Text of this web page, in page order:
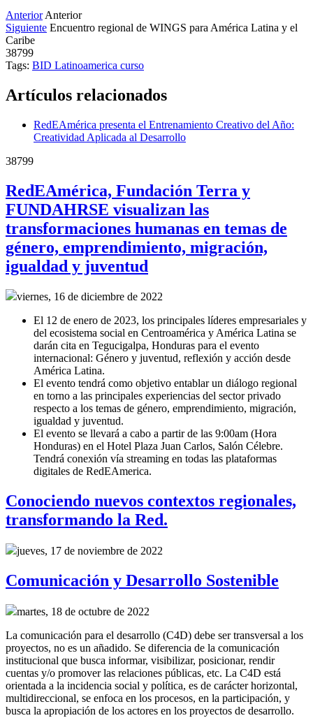
Anterior Anterior
Siguiente Encuentro regional de WINGS para América Latina y el
Caribe
38799
Tags: BID Latinoamerica curso
Artículos relacionados
RedEAmérica presenta el Entrenamiento Creativo del Año:
Creatividad Aplicada al Desarrollo
38799
RedEAmérica, Fundación Terra y
FUNDAHRSE visualizan las
transformaciones humanas en temas de
género, emprendimiento, migración,
igualdad y juventud
viernes, 16 de diciembre de 2022
El 12 de enero de 2023, los principales líderes empresariales y
del ecosistema social en Centroamérica y América Latina se
darán cita en Tegucigalpa, Honduras para el evento
internacional: Género y juventud, reflexión y acción desde
América Latina.
El evento tendrá como objetivo entablar un diálogo regional
en torno a las principales experiencias del sector privado
respecto a los temas de género, emprendimiento, migración,
igualdad y juventud.
El evento se llevará a cabo a partir de las 9:00am (Hora
Honduras) en el Hotel Plaza Juan Carlos, Salón Célebre.
Tendrá conexión vía streaming en todas las plataformas
digitales de RedEAmerica.
Conociendo nuevos contextos regionales,
transformando la Red.
jueves, 17 de noviembre de 2022
Comunicación y Desarrollo Sostenible
martes, 18 de octubre de 2022
La comunicación para el desarrollo (C4D) debe ser transversal a los
proyectos, no es un añadido. Se diferencia de la comunicación
institucional que busca informar, visibilizar, posicionar, rendir
cuentas y/o promover las relaciones públicas, etc. La C4D está
orientada a la incidencia social y política, es de carácter horizontal,
multidireccional, se enfoca en los procesos, en la participación, y
busca la apropiación de los actores en los proyectos de desarrollo.